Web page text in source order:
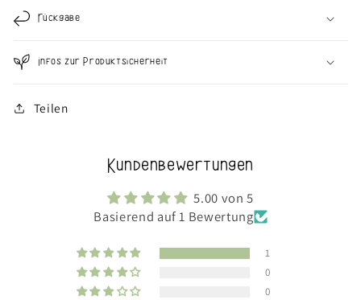
Rückgabe
Infos zur Produktsicherheit
Teilen
Kundenbewertungen
5.00 von 5
Basierend auf 1 Bewertung
1
0
0